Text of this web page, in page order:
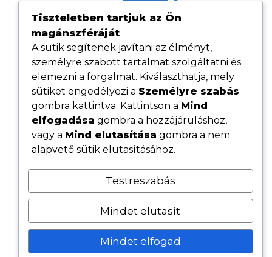
Hasznos linkek
Adatvédelmi tájékoztató
Cookie tájékoztató
Kövess minket közösségi oldalainkon
Tiszteletben tartjuk az Ön
magánszféráját
A sütik segítenek javítani az élményt,
személyre szabott tartalmat szolgáltatni és
elemezni a forgalmat. Kiválaszthatja, mely
sütiket engedélyezi a Személyre szabás
gombra kattintva. Kattintson a Mind
elfogadása gombra a hozzájáruláshoz,
vagy a Mind elutasítása gombra a nem
alapvető sütik elutasításához.
Testreszabás
Mindet elutasít
Mindet elfogad